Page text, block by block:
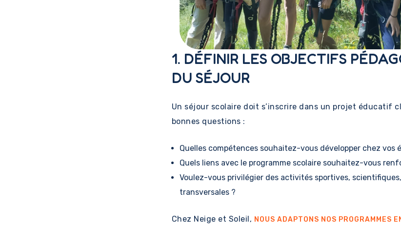
1. DÉFINIR LES OBJECTIFS
DU SÉJOUR
Un séjour scolaire doit s’inscrire dans un projet éducatif
bonnes questions :
Quelles compétences souhaitez-vous développer chez vos
Quels liens avec le programme scolaire souhaitez-vous
Voulez-vous privilégier des activités sportives,
transversales ?
Chez Neige et Soleil, NOUS ADAPTONS NOS PROGRAMMES